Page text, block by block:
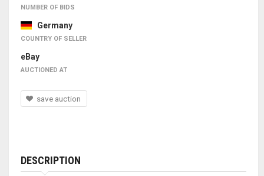
NUMBER OF BIDS
Germany
COUNTRY OF SELLER
eBay
AUCTIONED AT
save auction
DESCRIPTION